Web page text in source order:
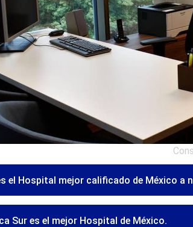
el Hospital mejor calificado de México a
Sur es el mejor Hospital de México.